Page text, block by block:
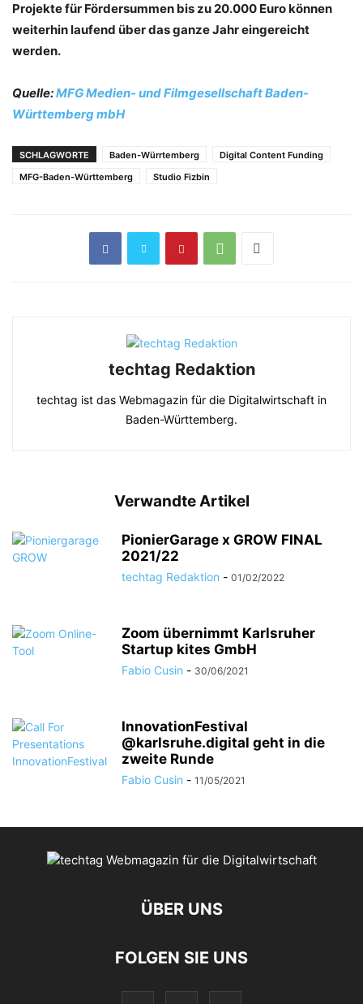
Projekte für Fördersummen bis zu 20.000 Euro können
weiterhin laufend über das ganze Jahr eingereicht
werden.
Quelle:MFG Medien- und Filmgesellschaft Baden-
Württemberg mbH
SCHLAGWORTE Baden-Würrtemberg
Digital Content Funding
MFG-Baden-Württemberg
Studio Fizbin
techtag Redaktion
techtag ist das Webmagazin für die Digitalwirtschaft in
Baden-Württemberg.
Verwandte Artikel
PionierGarage x GROW FINAL
2021/22
techtag Redaktion - 01/02/2022
Zoom übernimmt Karlsruher
Startup kites GmbH
Fabio Cusin - 30/06/2021
InnovationFestival
@karlsruhe.digital geht in die
zweite Runde
Fabio Cusin - 11/05/2021
ÜBER UNS
FOLGEN SIE UNS